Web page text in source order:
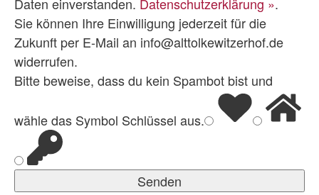
Sie können Ihre Einwilligung jederzeit für die
Zukunft per E-Mail an info@alttolkewitzerhof.de
widerrufen.
Bitte beweise, dass du kein Spambot bist und
wähle das Symbol Schlüssel aus.